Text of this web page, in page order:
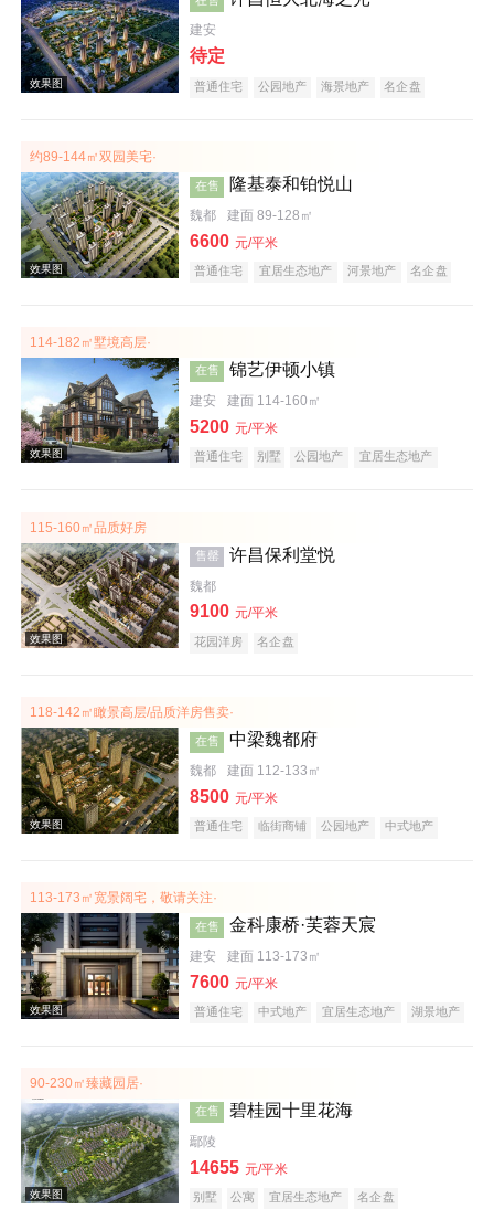
效果图
效果图
效果图
建安
待定
普通住宅 公园地产 海景地产 名企盘
约89-144㎡双园美宅·
效果图
在售 隆基泰和铂悦山
魏都 建面 89-128㎡
6600 元/平米
普通住宅 宜居生态地产 河景地产 名企盘
114-182㎡墅境高层·
在售 锦艺伊顿小镇
建安 建面 114-160㎡
5200 元/平米
普通住宅 别墅 公园地产
宜居生态地产
115-160㎡品质好房
售罄 许昌保利堂悦
魏都
9100 元/平米
花园洋房 名企盘
118-142㎡瞰景高层/品质洋房售卖·
在售 中梁魏都府
魏都 建面 112-133㎡
8500 元/平米
普通住宅 临街商铺 公园地产
中式地产
113-173㎡宽景阔宅，敬请关注·
在售 金科康桥·芙蓉天宸
建安 建面 113-173㎡
7600 元/平米
普通住宅 中式地产 宜居生态地产
湖景地产
90-230㎡臻藏园居·
在售 碧桂园十里花海
鄢陵
14655 元/平米
别墅 公寓 宜居生态地产 名企盘